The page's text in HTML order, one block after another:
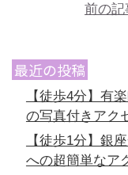
前の記
最近の投稿
【徒歩4分】有
の写真付きアク
【徒歩1分】銀
への超簡単なア